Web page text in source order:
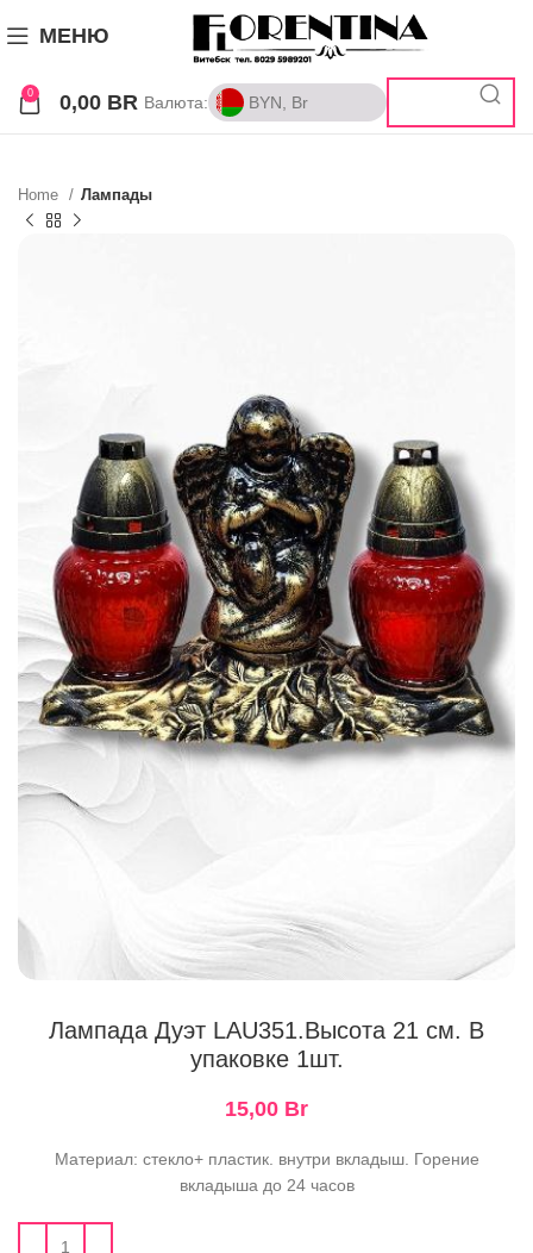
МЕНЮ
0 0,00 BR Валюта: BYN, Br
BYN, Br
Home Лампады
Лампада Дуэт LAU351.Высота 21 см. В
упаковке 1шт.
15,00 Br
Материал: стекло+ пластик. внутри вкладыш. Горение
вкладыша до 24 часов